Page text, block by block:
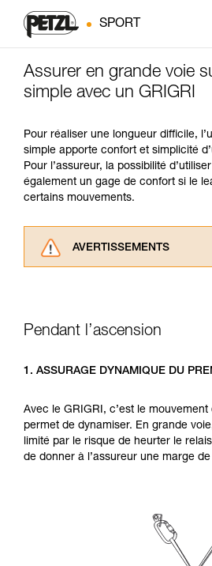
SPORT
Assurer en grande voie
simple avec un GRIGRI
Pour réaliser une longueur difficile,
simple apporte confort et simplicité
Pour l’assureur, la possibilité
également un gage de confort si le
certains mouvements.
AVERTISSEMENTS
informations de la notice
Maîtriser ces techniques
avec un professionnel
la manipulation, seul, en
de la reproduire en
Nous donnons des
Pendant l’ascension
1. ASSURAGE DYNAMIQUE DU
Avec le GRIGRI, c’est le
permet de dynamiser. En grande
limité par le risque de heurter le
de donner à l’assureur une marge